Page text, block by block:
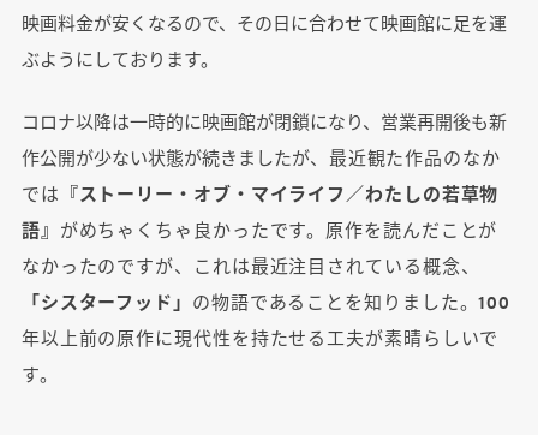
映画料金が安くなるので、その日に合わせて映画館に足を運
ぶようにしております。
コロナ以降は一時的に映画館が閉鎖になり、営業再開後も新
作公開が少ない状態が続きましたが、最近観た作品のなか
では 『ストーリー・オブ・マイライフ／わたしの若草物
語』 がめちゃくちゃ良かったです。原作を読んだことが
なかったのですが、これは最近注目されている概念、
「シスターフッド」 の物語であることを知りました。100
年以上前の原作に現代性を持たせる工夫が素晴らしいで
す。